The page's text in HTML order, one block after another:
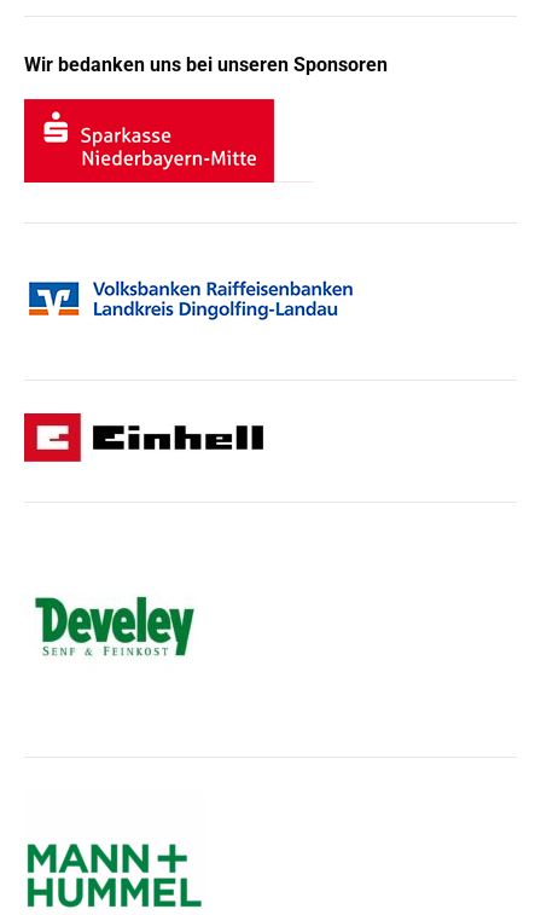
in
new
window
in
new
window
opens
in
new
window
Wir bedanken uns bei unseren Sponsoren